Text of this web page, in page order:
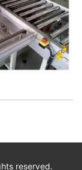
reserved.